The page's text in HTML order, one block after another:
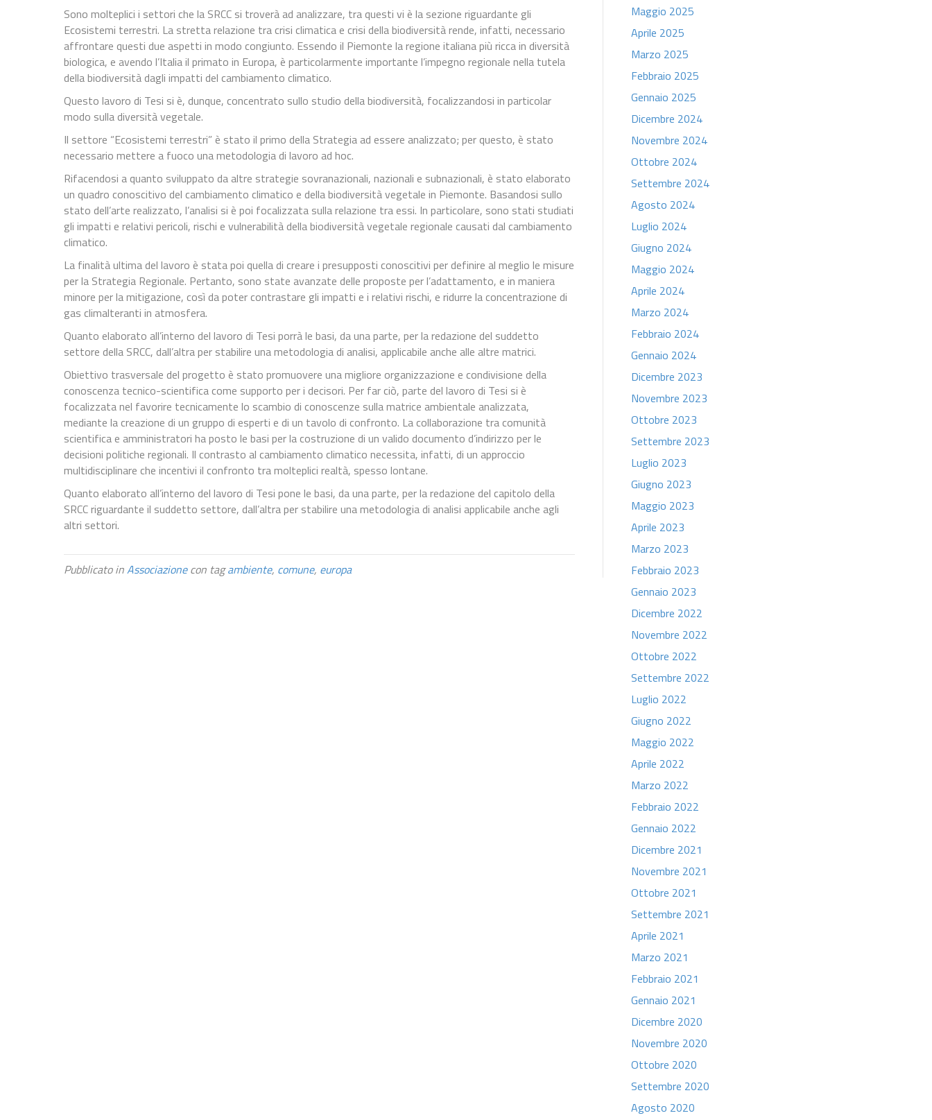
Sono molteplici i settori che la SRCC si troverà ad analizzare, tra questi vi è la sezione riguardante gli
Ecosistemi terrestri. La stretta relazione tra crisi climatica e crisi della biodiversità rende, infatti, necessario
affrontare questi due aspetti in modo congiunto. Essendo il Piemonte la regione italiana più ricca in diversità
biologica, e avendo l’Italia il primato in Europa, è particolarmente importante l’impegno regionale nella tutela
della biodiversità dagli impatti del cambiamento climatico.
Questo lavoro di Tesi si è, dunque, concentrato sullo studio della biodiversità, focalizzandosi in particolar
modo sulla diversità vegetale.
Il settore “Ecosistemi terrestri” è stato il primo della Strategia ad essere analizzato; per questo, è stato
necessario mettere a fuoco una metodologia di lavoro ad hoc.
Rifacendosi a quanto sviluppato da altre strategie sovranazionali, nazionali e subnazionali, è stato elaborato
un quadro conoscitivo del cambiamento climatico e della biodiversità vegetale in Piemonte. Basandosi sullo
stato dell’arte realizzato, l’analisi si è poi focalizzata sulla relazione tra essi. In particolare, sono stati studiati
gli impatti e relativi pericoli, rischi e vulnerabilità della biodiversità vegetale regionale causati dal cambiamento
climatico.
La finalità ultima del lavoro è stata poi quella di creare i presupposti conoscitivi per definire al meglio le misure
per la Strategia Regionale. Pertanto, sono state avanzate delle proposte per l’adattamento, e in maniera
minore per la mitigazione, così da poter contrastare gli impatti e i relativi rischi, e ridurre la concentrazione di
gas climalteranti in atmosfera.
Quanto elaborato all’interno del lavoro di Tesi porrà le basi, da una parte, per la redazione del suddetto
settore della SRCC, dall’altra per stabilire una metodologia di analisi, applicabile anche alle altre matrici.
Obiettivo trasversale del progetto è stato promuovere una migliore organizzazione e condivisione della
conoscenza tecnico-scientifica come supporto per i decisori. Per far ciò, parte del lavoro di Tesi si è
focalizzata nel favorire tecnicamente lo scambio di conoscenze sulla matrice ambientale analizzata,
mediante la creazione di un gruppo di esperti e di un tavolo di confronto. La collaborazione tra comunità
scientifica e amministratori ha posto le basi per la costruzione di un valido documento d’indirizzo per le
decisioni politiche regionali. Il contrasto al cambiamento climatico necessita, infatti, di un approccio
multidisciplinare che incentivi il confronto tra molteplici realtà, spesso lontane.
Quanto elaborato all’interno del lavoro di Tesi pone le basi, da una parte, per la redazione del capitolo della
SRCC riguardante il suddetto settore, dall’altra per stabilire una metodologia di analisi applicabile anche agli
altri settori.
Pubblicato inAssociazionecon tagambiente, comune, europa
Maggio 2025
Aprile 2025
Marzo 2025
Febbraio 2025
Gennaio 2025
Dicembre 2024
Novembre 2024
Ottobre 2024
Settembre 2024
Agosto 2024
Luglio 2024
Giugno 2024
Maggio 2024
Aprile 2024
Marzo 2024
Febbraio 2024
Gennaio 2024
Dicembre 2023
Novembre 2023
Ottobre 2023
Settembre 2023
Luglio 2023
Giugno 2023
Maggio 2023
Aprile 2023
Marzo 2023
Febbraio 2023
Gennaio 2023
Dicembre 2022
Novembre 2022
Ottobre 2022
Settembre 2022
Luglio 2022
Giugno 2022
Maggio 2022
Aprile 2022
Marzo 2022
Febbraio 2022
Gennaio 2022
Dicembre 2021
Novembre 2021
Ottobre 2021
Settembre 2021
Aprile 2021
Marzo 2021
Febbraio 2021
Gennaio 2021
Dicembre 2020
Novembre 2020
Ottobre 2020
Settembre 2020
Agosto 2020